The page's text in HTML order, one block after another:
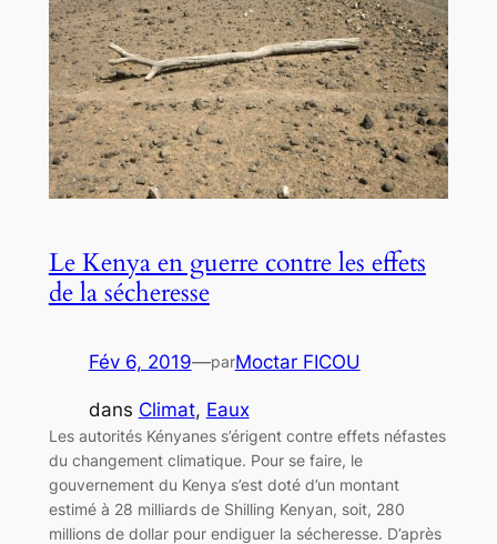
Le Kenya en guerre contre les effets
de la sécheresse
Fév 6, 2019—parMoctar FICOU
dans Climat, Eaux
Les autorités Kényanes s’érigent contre effets néfastes
du changement climatique. Pour se faire, le
gouvernement du Kenya s’est doté d’un montant
estimé à 28 milliards de Shilling Kenyan, soit, 280
millions de dollar pour endiguer la sécheresse. D’après